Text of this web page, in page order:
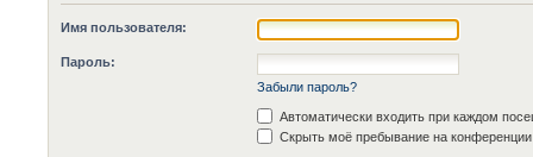
Имя пользователя:
Пароль:
Забыли пароль?
Автоматически входить при каждом
Скрыть моё пребывание на конференции